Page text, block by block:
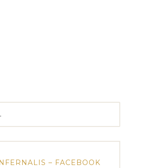
– FACEBOOK